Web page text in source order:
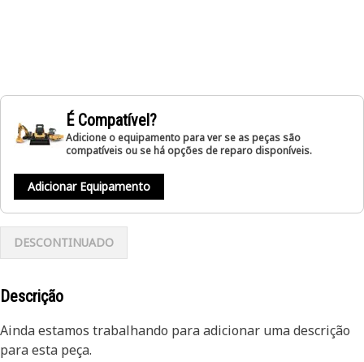
É Compatível?
Adicione o equipamento para ver se as peças são
compatíveis ou se há opções de reparo disponíveis.
Adicionar Equipamento
DESCONTINUADO
Descrição
Ainda estamos trabalhando para adicionar uma descrição
para esta peça.